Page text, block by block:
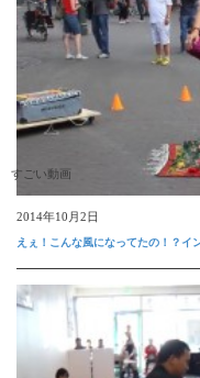
すごい動画
2014年10月2日
えぇ！こんな風になってたの！？イ